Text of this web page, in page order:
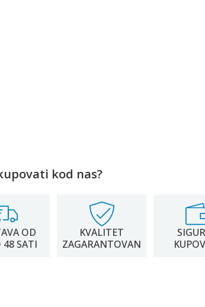
kod nas?
OD
48 SATI
KVALITET
ZAGARANTOVAN